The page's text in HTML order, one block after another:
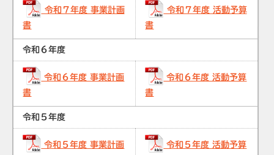
令和７年度 事業計画
書
令和７年度 活動予算
書
令和６年度
令和６年度 事業計画
書
令和６年度 活動予算
書
令和５年度
令和５年度 事業計画 令和５年度 活動予算